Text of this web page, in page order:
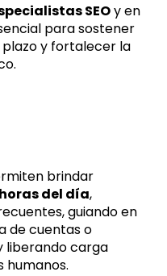
SEOy en
para sostener
y fortalecer la
brindar
del día,
guiando en
de cuentas o
liberando carga
humanos.